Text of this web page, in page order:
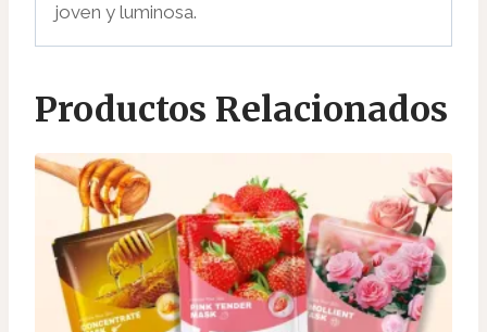
joven y luminosa.
Productos Relacionados